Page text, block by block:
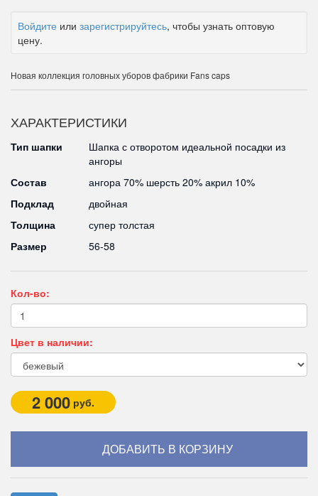
Войдите или зарегистрируйтесь, чтобы узнать оптовую
цену.
Новая коллекция головных уборов фабрики Fans caps
ХАРАКТЕРИСТИКИ
Тип шапки
Шапка с отворотом идеальной посадки из
ангоры
Состав
ангора 70% шерсть 20% акрил 10%
Подклад
двойная
Толщина
супер толстая
Размер
56-58
Кол-во:
Цвет в наличии:
2 000 руб.